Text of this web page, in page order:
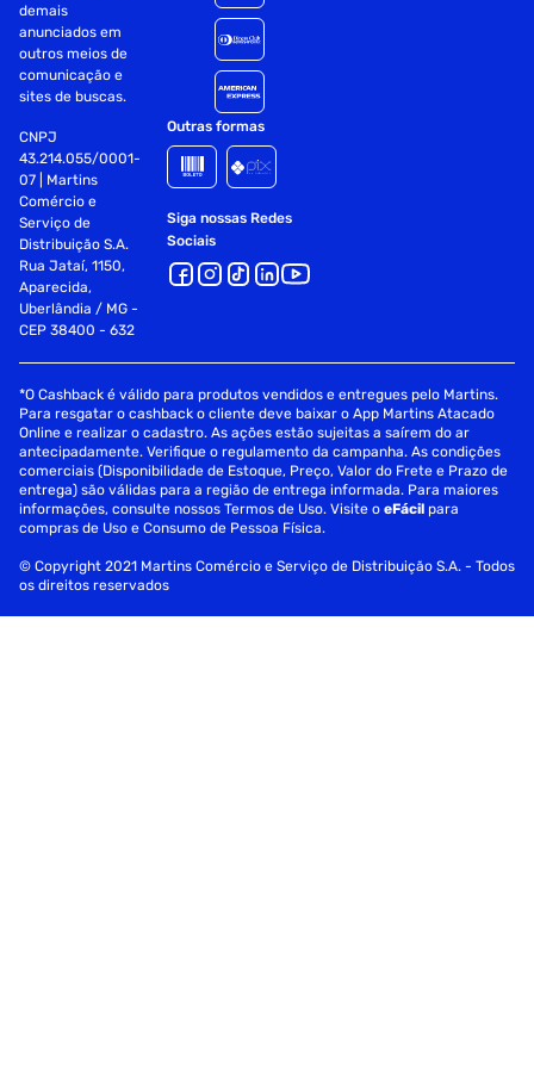
demais
anunciados em
outros meios de
comunicação e
sites de buscas.
CNPJ
43.214.055/0001-
07 | Martins
Comércio e
Serviço de
Distribuição S.A.
Rua Jataí, 1150,
Aparecida,
Uberlândia / MG -
CEP 38400 - 632
Outras formas
Siga nossas Redes
Sociais
*O Cashback é válido para produtos vendidos e entregues pelo Martins.
Para resgatar o cashback o cliente deve baixar o App Martins Atacado
Online e realizar o cadastro. As ações estão sujeitas a saírem do ar
antecipadamente. Verifique o regulamento da campanha. As condições
comerciais (Disponibilidade de Estoque, Preço, Valor do Frete e Prazo de
entrega) são válidas para a região de entrega informada. Para maiores
informações, consulte nossos Termos de Uso. Visite oeFácil para
compras de Uso e Consumo de Pessoa Física.
© Copyright 2021 Martins Comércio e Serviço de Distribuição S.A. - Todos
os direitos reservados